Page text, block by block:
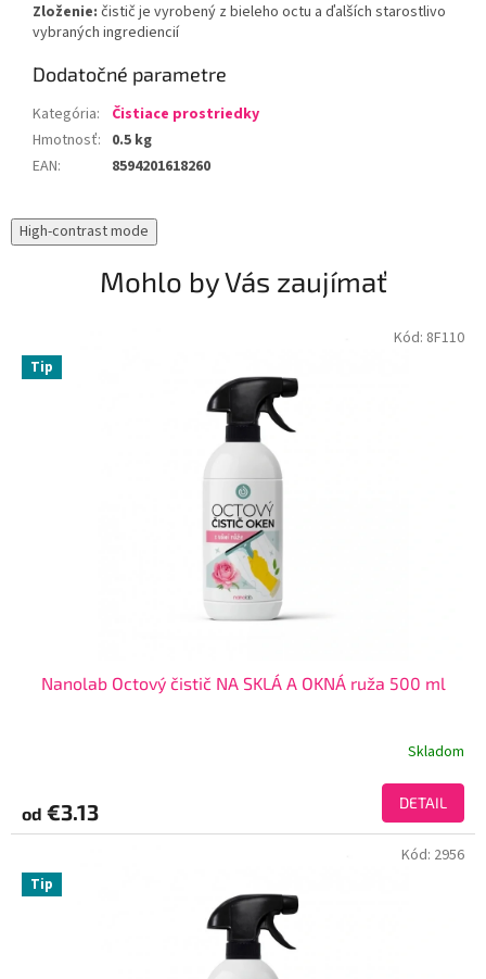
Zloženie: čistič je vyrobený z bieleho octu a ďalších starostlivo
vybraných ingrediencií
Dodatočné parametre
Kategória:
Čistiace prostriedky
Hmotnosť: 0.5 kg
EAN: 8594201618260
High-contrast mode
Mohlo by Vás zaujímať
Tip
Nanolab Octový čistič NA SKLÁ A OKNÁ ruža 500 ml
Skladom
od €3.13 DETAIL
Kód: 8F110
Tip
Kód: 2956